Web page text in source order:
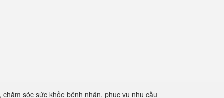
sóc sức khỏe bệnh nhân, phục vụ nhu cầu